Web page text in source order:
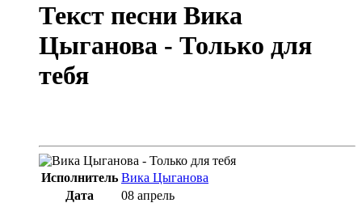
Текст песни Вика
Цыганова - Только для
тебя
Исполнитель Вика Цыганова
Дата
08 апрель